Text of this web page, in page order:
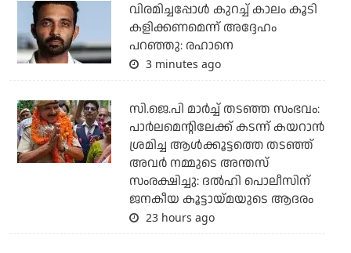
വിരമിച്ചപ്പോള്‍ കുറച്ച് കാലം കൂടി
കളിക്കണമെന്ന് അദ്ദേഹം
പറഞ്ഞു: രഹാനെ
3 minutes ago
സി.ജെ.പി മാര്‍ച്ച് തടഞ്ഞ സംഭവം:
പാര്‍ലമെന്റിലേക്ക് കടന്ന് കയറാന്‍
ശ്രമിച്ച ആള്‍ക്കൂട്ടത്തെ തടഞ്ഞ്
അവര്‍ നമ്മുടെ അന്തസ്
സംരക്ഷിച്ചു: ദല്‍ഹി പൊലീസിന്
ജനകീയ കൂട്ടായ്മയുടെ ആദരം
23 hours ago